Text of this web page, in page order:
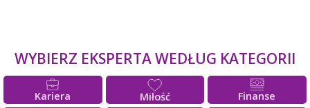
WYBIERZ EKSPERTA WEDŁUG KATEGORII
Kariera Miłość Finanse